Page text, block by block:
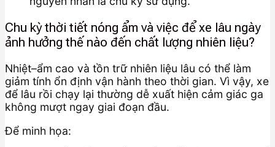
Chu kỳ thời tiết nóng ẩm và việc để xe lâu ngày
ảnh hưởng thế nào đến chất lượng nhiên liệu?
Nhiệt–ẩm cao và tồn trữ nhiên liệu lâu có thể làm
giảm tính ổn định vận hành theo thời gian. Vì vậy, xe
để lâu rồi chạy lại thường dễ xuất hiện cảm giác ga
không mượt ngay giai đoạn đầu.
Để minh họa: